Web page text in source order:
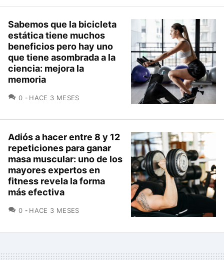
Sabemos que la bicicleta
estática tiene muchos
beneficios pero hay uno
que tiene asombrada a la
ciencia: mejora la
memoria
0 COMENTARIOS
HACE 3 MESES
Adiós a hacer entre 8 y 12
repeticiones para ganar
masa muscular: uno de los
mayores expertos en
fitness revela la forma
más efectiva
0 COMENTARIOS
HACE 3 MESES